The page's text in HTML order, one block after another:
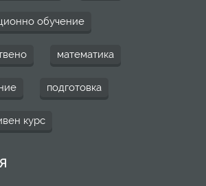
обучение
математика
подготовка
курс